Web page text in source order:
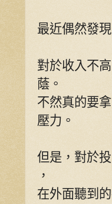
最近偶然發
對於收入不
蔭。
不然真的要
壓力。
但是，對於
，
在外面聽到